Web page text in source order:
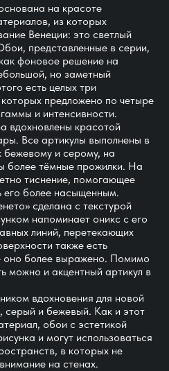
на красоте
из которых
Венеции: это светлый
представленные в серии,
фоновое решение на
но заметный
есть целых три
предложено по четыре
и интенсивности.
вдохновлены красотой
Все артикулы выполнены в
бежевому и серому, на
более тёмные прожилки. На
тиснение, помогающее
его более насыщенным.
сделана с текстурой
напоминает оникс с его
линий, перетекающих
также есть
оно более выражено. Помимо
можно и акцентный артикул в
вдохновения для новой
серый и бежевый. Как и этот
обои с эстетикой
и могут использоваться
в которых не
на стенах.